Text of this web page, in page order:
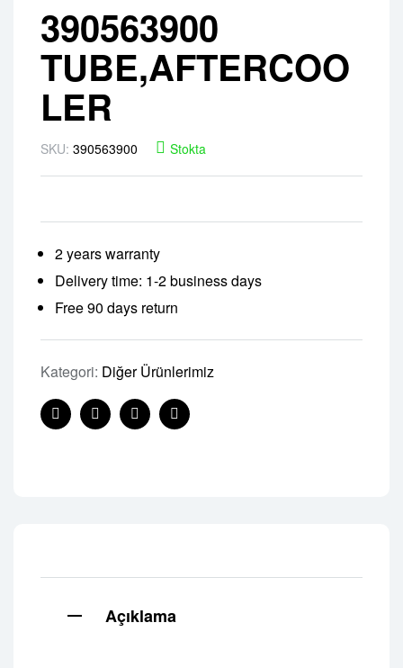
390563900
TUBE,AFTERCOO
LER
SKU: 390563900 Stokta
2 years warranty
Delivery time: 1-2 business days
Free 90 days return
Kategori: Diğer Ürünlerimiz
FacebookTwitterLinkedinPinterest
Açıklama